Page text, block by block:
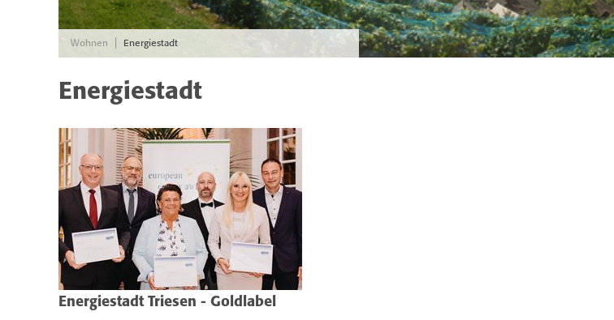
Wohnen Energiestadt
Energiestadt
Energiestadt Triesen - Goldlabel